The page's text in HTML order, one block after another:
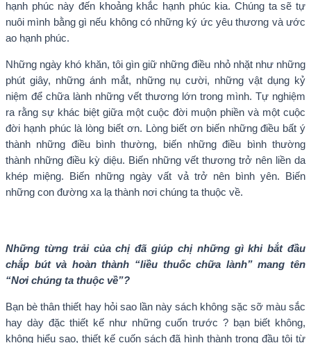
hạnh phúc này đến khoảng khắc hạnh phúc kia. Chúng ta sẽ tự
nuôi mình bằng gì nếu không có những ký ức yêu thương và ước
ao hạnh phúc.
Những ngày khó khăn, tôi gìn giữ những điều nhỏ nhặt như những
phút giây, những ánh mắt, những nụ cười, những vật dụng kỷ
niệm để chữa lành những vết thương lớn trong mình. Tự nghiệm
ra rằng sự khác biệt giữa một cuộc đời muộn phiền và một cuộc
đời hạnh phúc là lòng biết ơn. Lòng biết ơn biến những điều bất ý
thành những điều bình thường, biến những điều bình thường
thành những điều kỳ diệu. Biến những vết thương trở nên liền da
khép miệng. Biến những ngày vất vả trở nên bình yên. Biến
những con đường xa lạ thành nơi chúng ta thuộc về.
Những từng trải của chị đã giúp chị những gì khi bắt đầu
chắp bút và hoàn thành “liều thuốc chữa lành” mang tên
“Nơi chúng ta thuộc về”?
Bạn bè thân thiết hay hỏi sao lần này sách không sặc sỡ màu sắc
hay dày đặc thiết kế như những cuốn trước ? bạn biết không,
không hiểu sao, thiết kế cuốn sách đã hình thành trong đầu tôi từ